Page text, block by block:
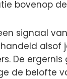
bovenop
signaal
alsof
De
de belofte